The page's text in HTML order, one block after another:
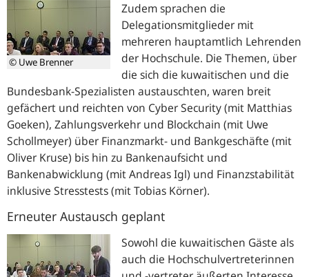
© Uwe Brenner
Zudem sprachen die
Delegationsmitglieder mit
mehreren hauptamtlich Lehrenden
der Hochschule. Die Themen, über
die sich die kuwaitischen und die
Bundesbank-Spezialisten austauschten, waren breit
gefächert und reichten von Cyber Security (mit Matthias
Goeken), Zahlungsverkehr und Blockchain (mit Uwe
Schollmeyer) über Finanzmarkt- und Bankgeschäfte (mit
Oliver Kruse) bis hin zu Bankenaufsicht und
Bankenabwicklung (mit Andreas Igl) und Finanzstabilität
inklusive Stresstests (mit Tobias Körner).
Erneuter Austausch geplant
Sowohl die kuwaitischen Gäste als
auch die Hochschulvertreterinnen